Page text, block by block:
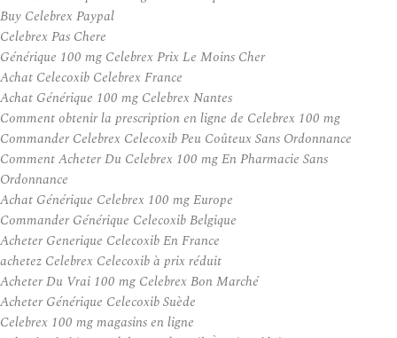
Buy Celebrex Paypal
Celebrex Pas Chere
Générique 100 mg Celebrex Prix Le Moins Cher
Achat Celecoxib Celebrex France
Achat Générique 100 mg Celebrex Nantes
Comment obtenir la prescription en ligne de Celebrex 100 mg
Commander Celebrex Celecoxib Peu Coûteux Sans Ordonnance
Comment Acheter Du Celebrex 100 mg En Pharmacie Sans
Ordonnance
Achat Générique Celebrex 100 mg Europe
Commander Générique Celecoxib Belgique
Acheter Generique Celecoxib En France
achetez Celebrex Celecoxib à prix réduit
Acheter Du Vrai 100 mg Celebrex Bon Marché
Acheter Générique Celecoxib Suède
Celebrex 100 mg magasins en ligne